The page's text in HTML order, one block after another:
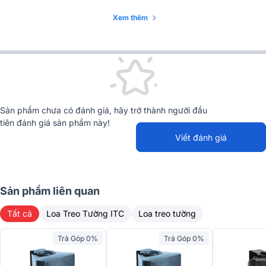
Với chuẩn chống nước IP66, loa có khả năng kháng bụi và nước,
đảm bảo hiệu suất âm thanh vượt trội ngay cả trong môi trường ẩm
ướt hoặc mưa bão. Thiết kế của loa treo tường ITC T-776S không
chỉ chú trọng đến tính thẩm mỹ mà còn mang đến sự linh hoạt trong
việc lắp đặt.
Xem thêm
Sản phẩm chưa có đánh giá, hãy trở thành người đầu
tiên đánh giá sản phẩm này!
Viết đánh giá
Sản phẩm liên quan
Tất cả Loa Treo Tường ITC Loa treo tường
Trả Góp 0% Trả Góp 0%